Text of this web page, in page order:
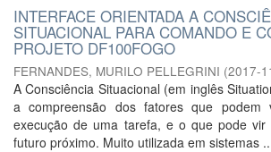
INTERFACE ORIENTADA A
SITUACIONAL PARA COMANDO E
PROJETO DF100FOGO
FERNANDES, MURILO PELLEGRINI (2017-
A Consciência Situacional (em inglês
a compreensão dos fatores que
execução de uma tarefa, e o que pode
futuro próximo. Muito utilizada em sistemas